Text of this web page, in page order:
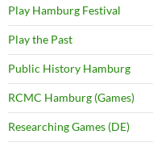
Play Hamburg Festival
Play the Past
Public History Hamburg
RCMC Hamburg (Games)
Researching Games (DE)